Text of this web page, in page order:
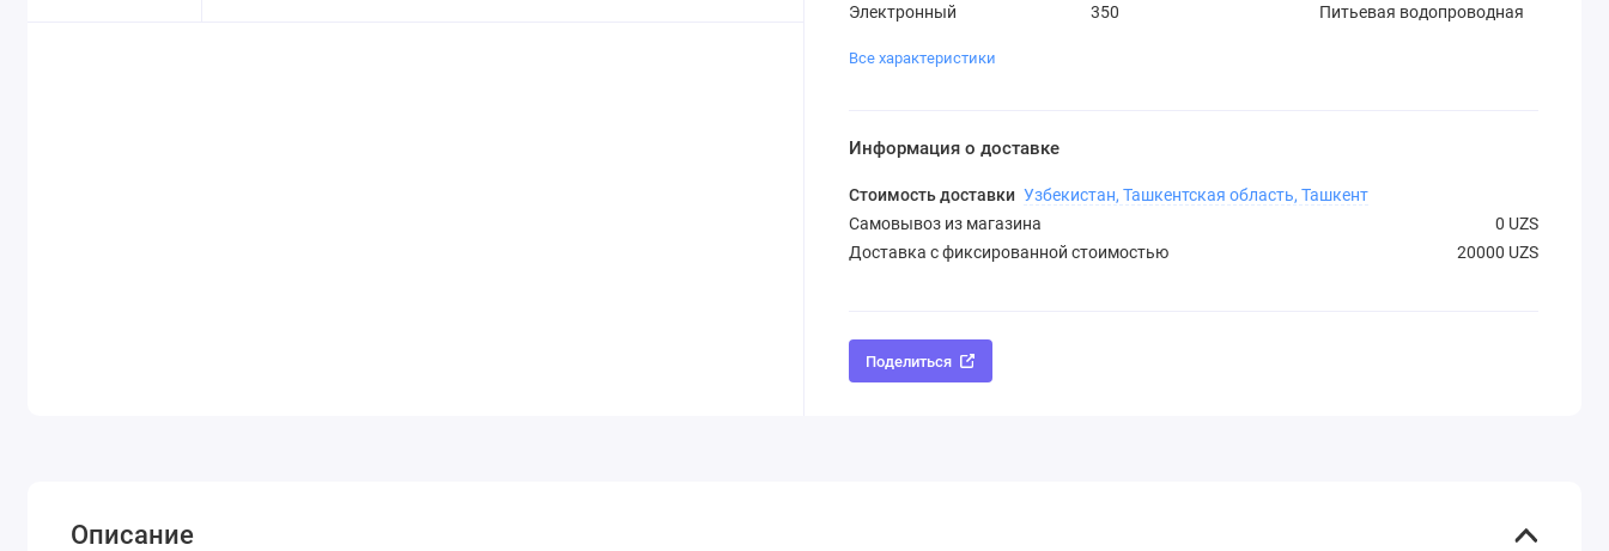
Электронный 350 Питьевая водопроводная
Все характеристики
Информация о доставке
Стоимость доставки Узбекистан, Ташкентская область, Ташкент
Самовывоз из магазина
0 UZS
Доставка с фиксированной стоимостью
20000 UZS
Поделиться
Описание